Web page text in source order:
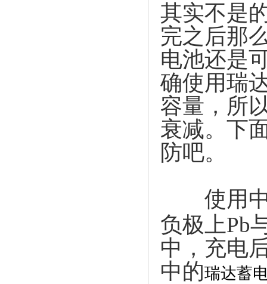
其实不是
完之后那
电池还是
确使用瑞
容量，所
衰减。下
防吧。
使用
负极上Pb
中，充电
中的瑞达蓄